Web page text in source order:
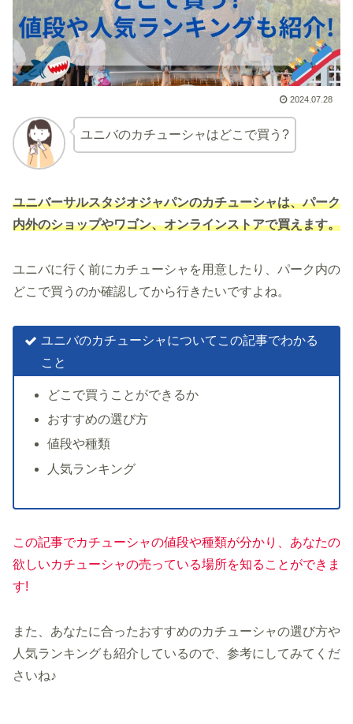
2024.07.28
ユニバのカチューシャはどこで買う?
ユニバーサルスタジオジャパンのカチューシャは、パーク
内外のショップやワゴン、オンラインストアで買えます。
ユニバに行く前にカチューシャを用意したり、パーク内の
どこで買うのか確認してから行きたいですよね。
ユニバのカチューシャについてこの記事でわかる
こと
どこで買うことができるか
おすすめの選び方
値段や種類
人気ランキング
この記事でカチューシャの値段や種類が分かり、あなたの
欲しいカチューシャの売っている場所を知ることができま
す!
また、あなたに合ったおすすめのカチューシャの選び方や
人気ランキングも紹介しているので、参考にしてみてくだ
さいね♪